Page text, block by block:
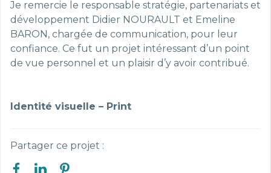
Je remercie le responsable stratégie, partenariats et
développement Didier NOURAULT et Emeline
BARON, chargée de communication, pour leur
confiance. Ce fut un projet intéressant d’un point
de vue personnel et un plaisir d’y avoir contribué.
Identité visuelle – Print
Partager ce projet :